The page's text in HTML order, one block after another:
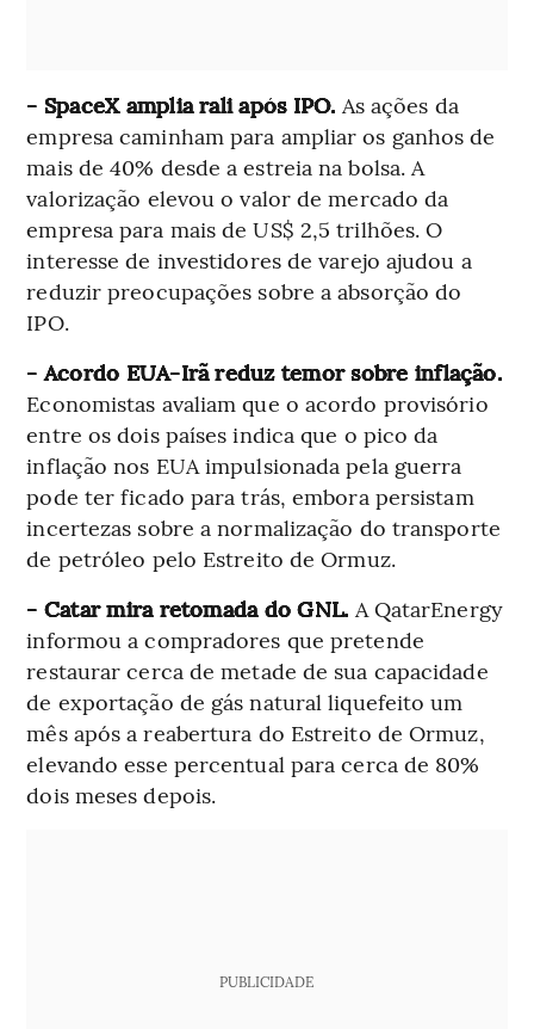
- SpaceX amplia rali após IPO. As ações da
empresa caminham para ampliar os ganhos de
mais de 40% desde a estreia na bolsa. A
valorização elevou o valor de mercado da
empresa para mais de US$ 2,5 trilhões. O
interesse de investidores de varejo ajudou a
reduzir preocupações sobre a absorção do
IPO.
- Acordo EUA-Irã reduz temor sobre inflação.
Economistas avaliam que o acordo provisório
entre os dois países indica que o pico da
inflação nos EUA impulsionada pela guerra
pode ter ficado para trás, embora persistam
incertezas sobre a normalização do transporte
de petróleo pelo Estreito de Ormuz.
- Catar mira retomada do GNL. A QatarEnergy
informou a compradores que pretende
restaurar cerca de metade de sua capacidade
de exportação de gás natural liquefeito um
mês após a reabertura do Estreito de Ormuz,
elevando esse percentual para cerca de 80%
dois meses depois.
PUBLICIDADE